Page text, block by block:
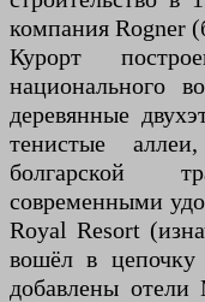
компания Rogner
Курорт
национального
деревянные
тенистые
болгарской
современными
Royal Resort
вошёл в
добавлены